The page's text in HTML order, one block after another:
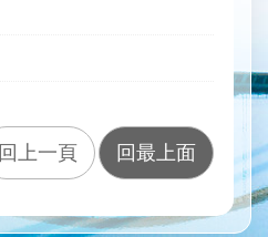
回上一頁 回最上面